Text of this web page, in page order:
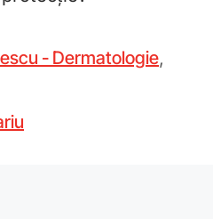
- Dermatologie,